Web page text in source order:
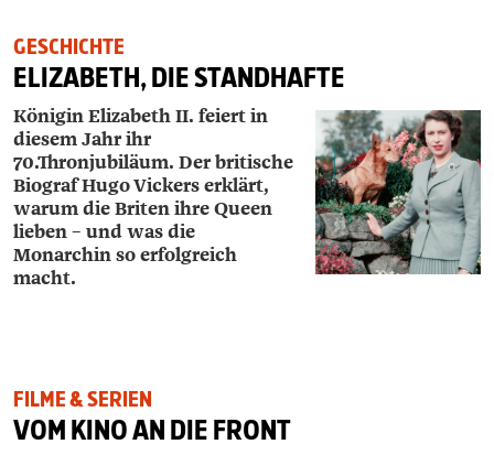
GESCHICHTE
ELIZABETH, DIE STANDHAFTE
Königin Elizabeth II. feiert in
diesem Jahr ihr
70.Thronjubiläum. Der britische
Biograf ­Hugo ­Vickers erklärt,
warum die Briten ihre Queen
lieben – und was die
Monarchin so erfolgreich
macht.
FILME & SERIEN
VOM KINO AN DIE FRONT